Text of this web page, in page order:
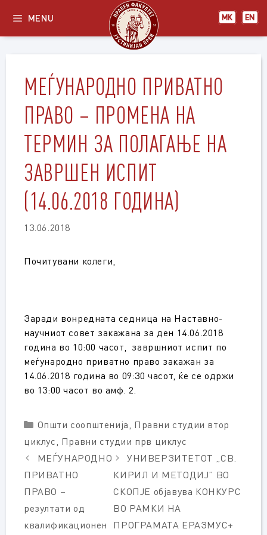
content
МК EN
MENU
МЕЃУНАРОДНО ПРИВАТНО
ПРАВО – ПРОМЕНА НА
ТЕРМИН ЗА ПОЛАГАЊЕ НА
ЗАВРШЕН ИСПИТ
(14.06.2018 ГОДИНА)
13.06.2018
Почитувани колеги,
Заради вонредната седница на Наставно-
научниот совет закажана за ден 14.06.2018
година во 10:00 часот, завршниот испит по
меѓународно приватно право закажан за
14.06.2018 година во 09:30 часот, ќе се одржи
во 13:00 часот во амф. 2.
Categories
Општи соопштенија, Правни студии втор
циклус, Правни студии прв циклус
МЕЃУНАРОДНО
ПРИВАТНО
ПРАВО –
резултати од
квалификационен
УНИВЕРЗИТЕТОТ „СВ.
КИРИЛ И МЕТОДИЈ” ВО
СКОПЈЕ објавува КОНКУРС
ВО РАМКИ НА
ПРОГРАМАТА ЕРАЗМУС+